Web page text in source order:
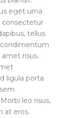
eget urna
consectetur
tellus
risus.
ligula porta
leo risus,
at eros.